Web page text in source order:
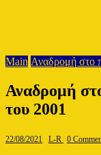
Main Αναδρομή στο
Αναδρομή
του 2001
22/08/2021 L-R 0